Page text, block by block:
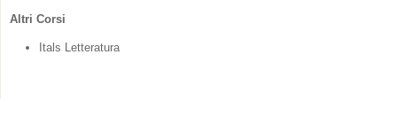
Altri Corsi
Itals Letteratura